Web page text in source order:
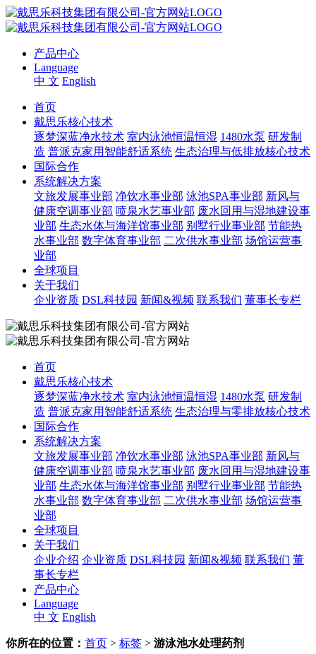
产品中心
Language
中 文 English
首页
戴思乐核心技术
逐梦深蓝净水技术 室内泳池恒温恒湿 1480水泵 研发制
造 普派克家用智能舒适系统 生态治理与低排放核心技术
国际合作
系统解决方案
文旅发展事业部 净饮水事业部 泳池SPA事业部 新风与
健康空调事业部 喷泉水艺事业部 废水回用与湿地建设事
业部 生态水体与海洋馆事业部 别墅行业事业部 节能热
水事业部 数字体育事业部 二次供水事业部 场馆运营事
业部
全球项目
关于我们
企业资质 DSL科技园 新闻&视频 联系我们 董事长专栏
首页
戴思乐核心技术
逐梦深蓝净水技术 室内泳池恒温恒湿 1480水泵 研发制
造 普派克家用智能舒适系统 生态治理与零排放核心技术
国际合作
系统解决方案
文旅发展事业部 净饮水事业部 泳池SPA事业部 新风与
健康空调事业部 喷泉水艺事业部 废水回用与湿地建设事
业部 生态水体与海洋馆事业部 别墅行业事业部 节能热
水事业部 数字体育事业部 二次供水事业部 场馆运营事
业部
全球项目
关于我们
企业介绍 企业资质 DSL科技园 新闻&视频 联系我们 董
事长专栏
产品中心
Language
中 文 English
你所在的位置： 首页 > 标签 > 游泳池水处理药剂